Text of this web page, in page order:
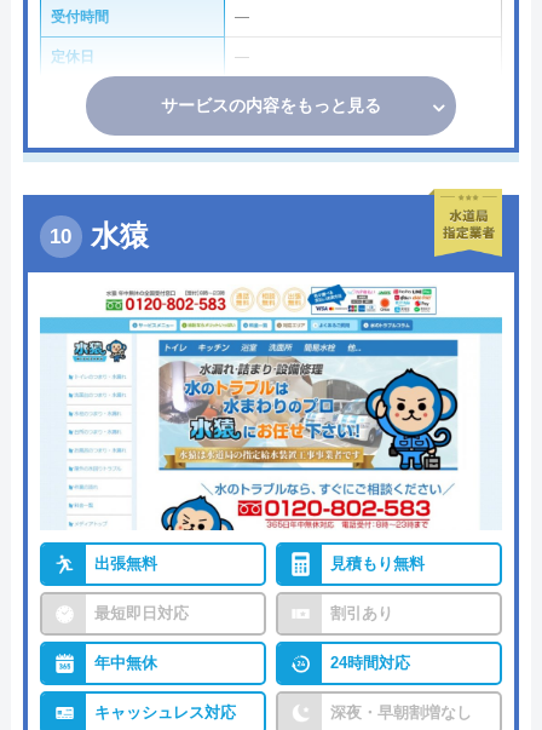
受付時間 ―
定休日 ―
サービスの内容をもっと見る
水猿
出張無料 見積もり無料
最短即日対応 割引あり
年中無休 24時間対応
キャッシュレス対応 深夜・早朝割増なし